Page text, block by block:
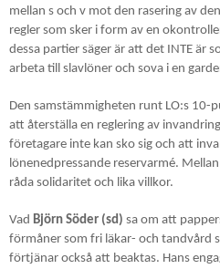
mellan s och v mot den rasering av
regler som sker i form av en
dessa partier säger är att det INTE är
arbeta till slavlöner och sova i en
Den samstämmigheten runt LO:s
att återställa en reglering av
företagare inte kan sko sig och att
lönenedpressande reservarmé.
råda solidaritet och lika villkor.
Vad Björn Söder (sd) sa om att
förmåner som fri läkar- och tandvård
förtjänar också att beaktas. Hans